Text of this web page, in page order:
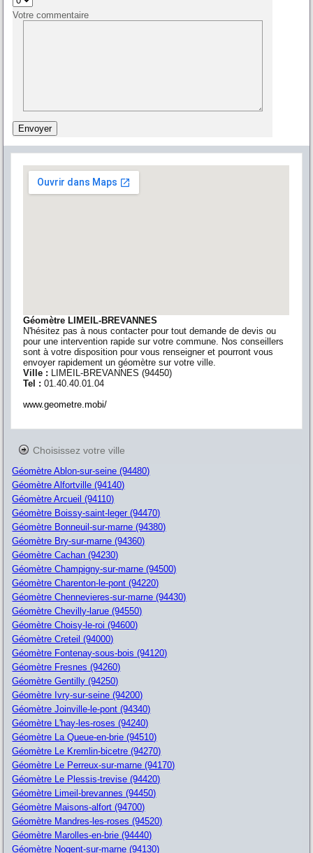
Votre commentaire
Géomètre LIMEIL-BREVANNES
N'hésitez pas à nous contacter pour tout demande de devis ou
pour une intervention rapide sur votre commune. Nos conseillers
sont à votre disposition pour vous renseigner et pourront vous
envoyer rapidement un géomètre sur votre ville.
Ville :
LIMEIL-BREVANNES (94450)
Tel :01.40.40.01.04
www.geometre.mobi/
Choisissez votre ville
Géomètre Ablon-sur-seine (94480)
Géomètre Alfortville (94140)
Géomètre Arcueil (94110)
Géomètre Boissy-saint-leger (94470)
Géomètre Bonneuil-sur-marne (94380)
Géomètre Bry-sur-marne (94360)
Géomètre Cachan (94230)
Géomètre Champigny-sur-marne (94500)
Géomètre Charenton-le-pont (94220)
Géomètre Chennevieres-sur-marne (94430)
Géomètre Chevilly-larue (94550)
Géomètre Choisy-le-roi (94600)
Géomètre Creteil (94000)
Géomètre Fontenay-sous-bois (94120)
Géomètre Fresnes (94260)
Géomètre Gentilly (94250)
Géomètre Ivry-sur-seine (94200)
Géomètre Joinville-le-pont (94340)
Géomètre L'hay-les-roses (94240)
Géomètre La Queue-en-brie (94510)
Géomètre Le Kremlin-bicetre (94270)
Géomètre Le Perreux-sur-marne (94170)
Géomètre Le Plessis-trevise (94420)
Géomètre Limeil-brevannes (94450)
Géomètre Maisons-alfort (94700)
Géomètre Mandres-les-roses (94520)
Géomètre Marolles-en-brie (94440)
Géomètre Nogent-sur-marne (94130)